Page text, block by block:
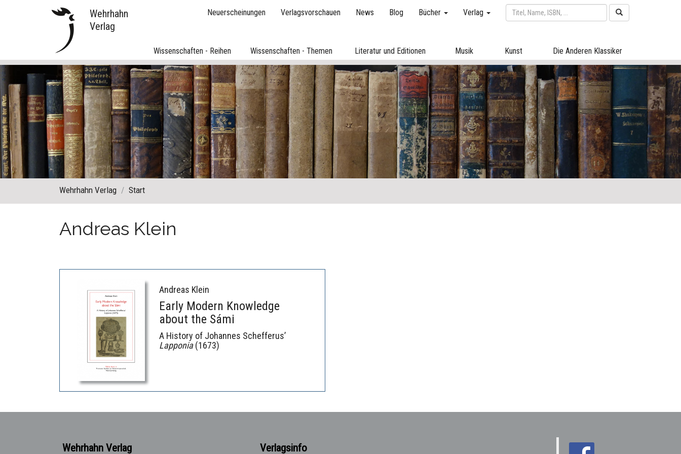
Wehrhahn
Verlag
Neuerscheinungen Verlagsvorschauen News Blog Bücher Verlag
Wissenschaften - Reihen Wissenschaften - Themen Literatur und Editionen Musik Kunst Die Anderen Klassiker
Wehrhahn Verlag Start
Andreas Klein
Andreas Klein
Early Modern Knowledge
about the Sámi
A History of Johannes Schefferus’
Lapponia(1673)
Wehrhahn Verlag Verlagsinfo